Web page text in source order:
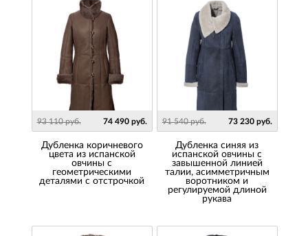
93 110 руб. 74 490 руб.
Дубленка коричневого
цвета из испанской
овчины с
геометрическими
деталями с отстрочкой
91 540 руб. 73 230 руб.
Дубленка синяя из
испанской овчины с
завышенной линией
талии, асимметричным
воротником и
регулируемой длиной
рукава